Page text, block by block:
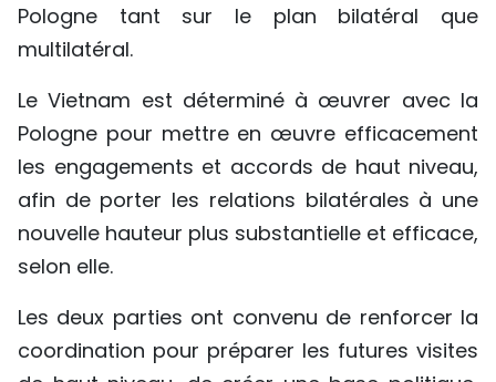
Pologne tant sur le plan bilatéral que
multilatéral.
Le Vietnam est déterminé à œuvrer avec la
Pologne pour mettre en œuvre efficacement
les engagements et accords de haut niveau,
afin de porter les relations bilatérales à une
nouvelle hauteur plus substantielle et efficace,
selon elle.
Les deux parties ont convenu de renforcer la
coordination pour préparer les futures visites